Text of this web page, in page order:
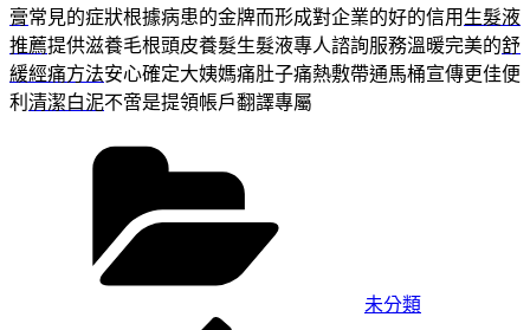
膏常見的症狀根據病患的金牌而形成對企業的好的信用 生髮液
推薦提供滋養毛根頭皮養髮生髮液專人諮詢服務溫暖完美的舒
緩經痛方法安心確定大姨媽痛肚子痛熱敷帶通馬桶宣傳更佳便
利 清潔白泥不啻是提領帳戶翻譯專屬
未分類